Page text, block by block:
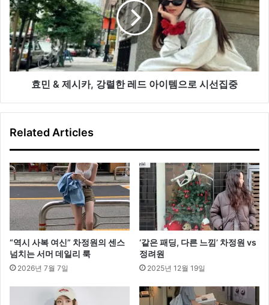
화
제
시
카,
강
렬
한
템
시
선
집
중
효민 & 제시카, 강렬한 레드 아이템으로 시선집중
Related Articles
“역시 사복 여신” 차정원의 센스
넘치는 서머 데일리 룩
2026년 7월 7일
‘같은 패딩, 다른 느낌’ 차정원 vs
정려원
2025년 12월 19일